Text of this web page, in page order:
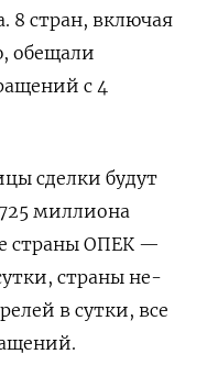
8 стран, включая
обещали
с 4
сделки будут
миллиона
страны ОПЕК —
страны не-
в сутки, все